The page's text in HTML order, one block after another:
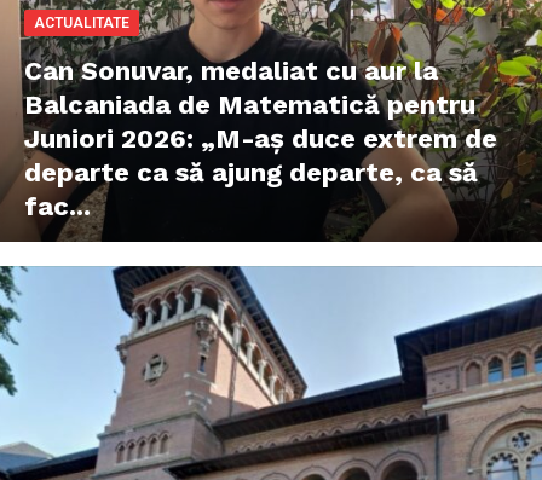
ACTUALITATE
Can Sonuvar, medaliat cu aur la
Balcaniada de Matematică pentru
Juniori 2026: „M-aș duce extrem de
departe ca să ajung departe, ca să
fac...